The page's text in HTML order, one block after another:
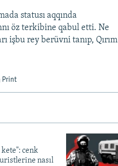
statusı aqqında
öz terkibine qabul etti. Ne
işbu rey berüvni tanıp, Qırım
Print
kete": cenk
nasıl